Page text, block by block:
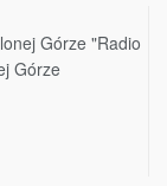
Górze "Radio
Górze